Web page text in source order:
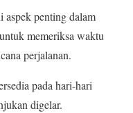
aspek penting dalam
memeriksa waktu
perjalanan.
pada hari-hari
digelar.